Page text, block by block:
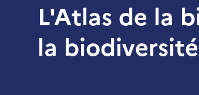
L'Atlas de la
la